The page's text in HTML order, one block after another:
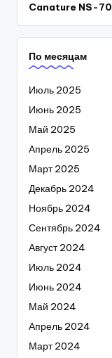
Canature NS-70
По месяцам
Июль 2025
Июнь 2025
Май 2025
Апрель 2025
Март 2025
Декабрь 2024
Ноябрь 2024
Сентябрь 2024
Август 2024
Июль 2024
Июнь 2024
Май 2024
Апрель 2024
Март 2024